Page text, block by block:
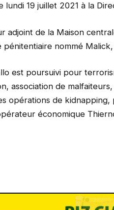
19 juillet 2021 à la
adjoint de la Maison
pénitentiaire nommé
est poursuivi pour
association de
opérations de kidnapping,
économique